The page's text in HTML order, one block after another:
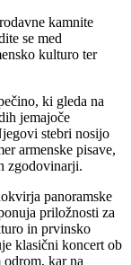
kamnite
se med
kulturo ter
ki gleda na
jemajoče
stebri nosijo
armenske pisave,
zgodovinarji.
panoramske
priložnosti za
in prvinsko
klasični koncert ob
odrom, kar na